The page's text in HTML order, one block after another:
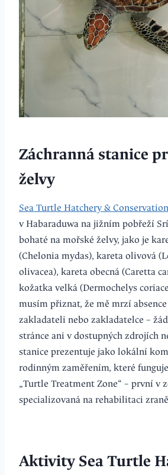
Záchranná stanice
želvy
Sea Turtle Hatchery &
v Habaraduwa na jižním pobřeží
bohaté na mořské želvy, jako je
(Chelonia mydas), kareta olivová
olivacea), kareta obecná (Caretta
kožatka velká (Dermochelys
musím přiznat, že mě mrzí
zakladateli nebo zakladatelce –
stránce ani v dostupných zdrojích
stanice prezentuje jako lokální
rodinným zaměřením, které
„Turtle Treatment Zone“ – první v
specializovaná na rehabilitaci
AktivitySea Turtle